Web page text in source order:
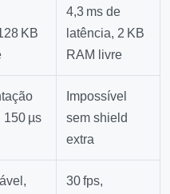
KB
4,3 ms de
latência, 2 KB
RAM livre
150 µs
Impossível
sem shield
extra
30 fps,